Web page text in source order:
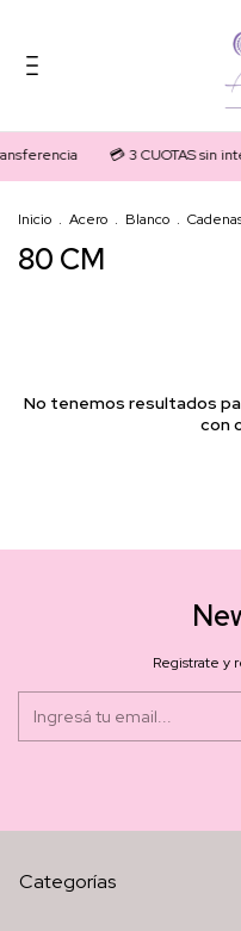
💳 3 CUOTAS sin
Inicio . Acero . Blanco .
80 CM
No tenemos resultados
con
Registrate y
Categorías